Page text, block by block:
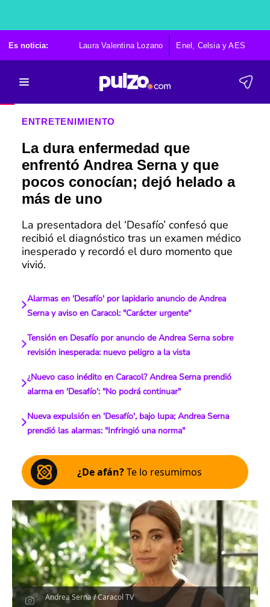
Es noticia: Laura Valentina Lozano Enel, Celsia y AES
ENTRETENIMIENTO
La dura enfermedad que
enfrentó Andrea Serna y que
pocos conocían; dejó helado a
más de uno
La presentadora del ‘Desafío’ confesó que
recibió el diagnóstico tras un examen médico
inesperado y recordó el duro momento que
vivió.
Alarmas en 'Desafío' por lapidario anuncio de Andrea
Serna y aviso en Caracol: "Carácter urgente"
Tensión en Desafío por anuncio de Andrea Serna sobre
revisión inesperada: nuevo peligro a la vista
¿Nuevo caso inédito en Caracol? Andrea Serna prendió
alarma en 'Desafío': "No podrá continuar"
Nueva expulsión en 'Desafío', bajo lupa; Andrea Serna
prendió las alarmas: "Infringió una norma"
¿De afán?Te lo resumimos
Andrea Serna / Caracol TV